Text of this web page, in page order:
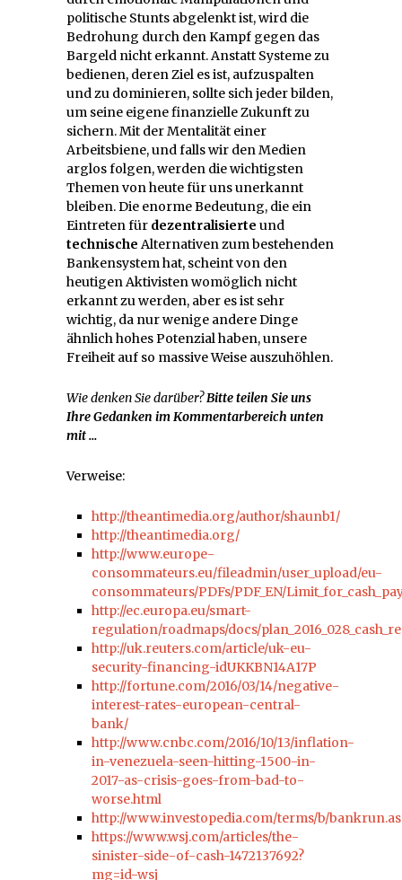
politische Stunts abgelenkt ist, wird die
Bedrohung durch den Kampf gegen das
Bargeld nicht erkannt. Anstatt Systeme zu
bedienen, deren Ziel es ist, aufzuspalten
und zu dominieren, sollte sich jeder bilden,
um seine eigene finanzielle Zukunft zu
sichern. Mit der Mentalität einer
Arbeitsbiene, und falls wir den Medien
arglos folgen, werden die wichtigsten
Themen von heute für uns unerkannt
bleiben. Die enorme Bedeutung, die ein
Eintreten für dezentralisierte und
technische Alternativen zum bestehenden
Bankensystem hat, scheint von den
heutigen Aktivisten womöglich nicht
erkannt zu werden, aber es ist sehr
wichtig, da nur wenige andere Dinge
ähnlich hohes Potenzial haben, unsere
Freiheit auf so massive Weise auszuhöhlen.
Wie denken Sie darüber?Bitte teilen Sie uns
Ihre Gedanken im Kommentarbereich unten
mit …
Verweise:
http://theantimedia.org/author/shaunb1/
http://theantimedia.org/
http://www.europe-
consommateurs.eu/fileadmin/user_upload/eu-
consommateurs/PDFs/PDF_EN/
http://ec.europa.eu/smart-
regulation/roadmaps/docs/
http://uk.reuters.com/article/uk-eu-
security-financing-idUKKBN14A17P
http://fortune.com/2016/03/14/negative-
interest-rates-european-central-
bank/
http://www.cnbc.com/2016/10/13/inflation-
in-venezuela-seen-hitting-1500-in-
2017-as-crisis-goes-from-bad-to-
worse.html
http://www.investopedia.com/terms/b/
https://www.wsj.com/articles/the-
sinister-side-of-cash-1472137692?
mg=id-wsj